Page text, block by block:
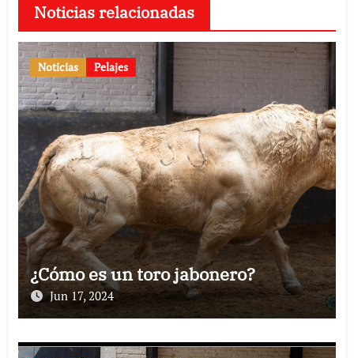
Noticias relacionadas
Noticias Pelajes
¿Cómo es un toro jabonero?
Jun 17, 2024